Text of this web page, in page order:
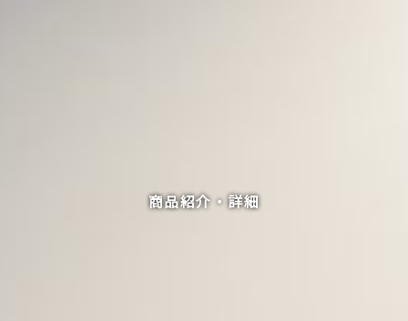
商品紹介・詳細